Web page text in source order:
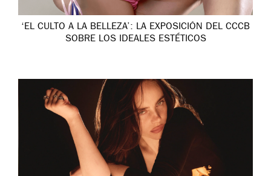
‘EL CULTO A LA BELLEZA’: LA EXPOSICIÓN DEL CCCB
SOBRE LOS IDEALES ESTÉTICOS